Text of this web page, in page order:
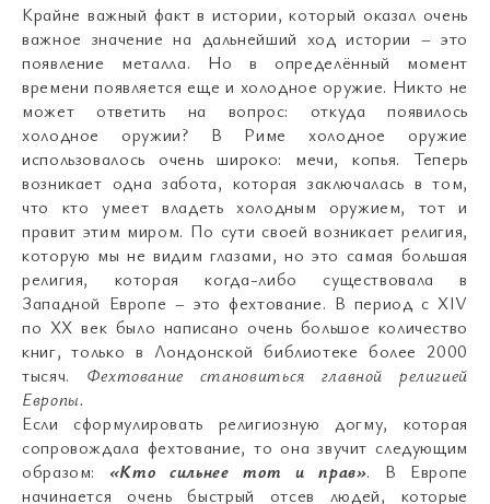
Крайне важный факт в истории, который оказал очень
важное значение на дальнейший ход истории – это
появление металла. Но в определённый момент
времени появляется еще и холодное оружие. Никто не
может ответить на вопрос: откуда появилось
холодное оружии? В Риме холодное оружие
использовалось очень широко: мечи, копья. Теперь
возникает одна забота, которая заключалась в том,
что кто умеет владеть холодным оружием, тот и
правит этим миром. По сути своей возникает религия,
которую мы не видим глазами, но это самая большая
религия, которая когда-либо существовала в
Западной Европе – это фехтование. В период с XIV
по XX век было написано очень большое количество
книг, только в Лондонской библиотеке более 2000
тысяч. Фехтование становиться главной религией
Европы.
Если сформулировать религиозную догму, которая
сопровождала фехтование, то она звучит следующим
образом: «Кто сильнее тот и прав». В Европе
начинается очень быстрый отсев людей, которые